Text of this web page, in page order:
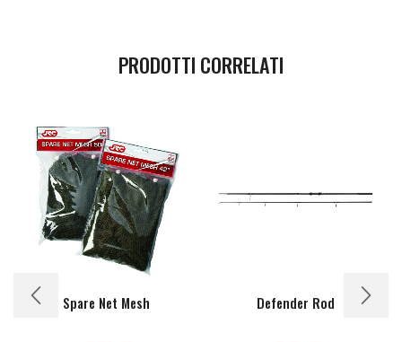
PRODOTTI CORRELATI
Spare Net Mesh Defender Rod